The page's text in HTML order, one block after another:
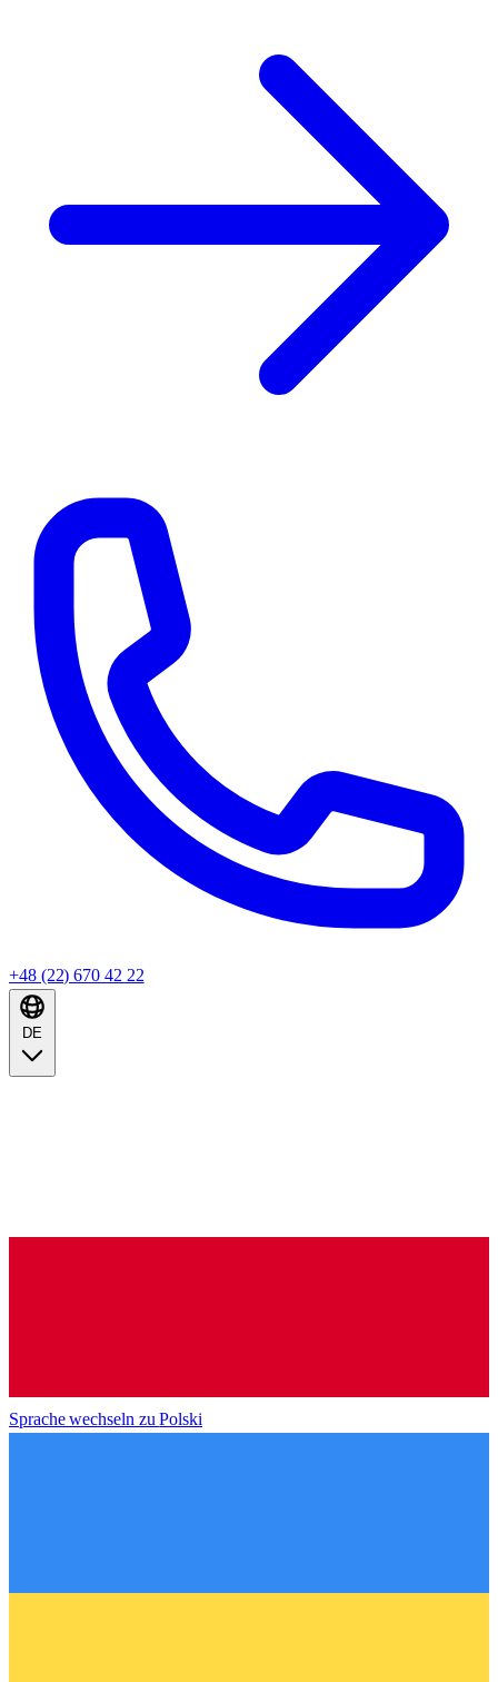
+48 (22) 670 42 22
Sprache wechseln zuPolski